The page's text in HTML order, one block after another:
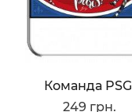
Команда PSG
249 грн.